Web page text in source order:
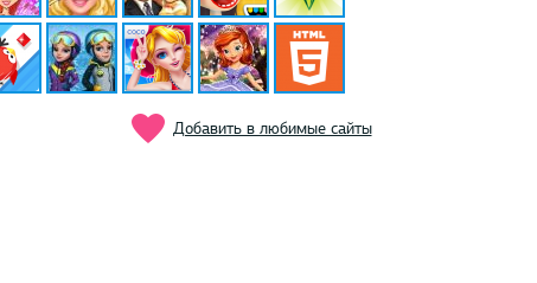
Добавить в любимые сайты